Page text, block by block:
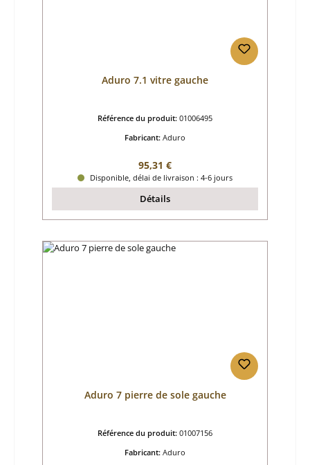
Aduro 7.1 vitre gauche
Référence du produit: 01006495
Fabricant: Aduro
Prix régulier :
95,31 €
Disponible, délai de livraison : 4-6 jours
Détails
Aduro 7 pierre de sole gauche
Référence du produit: 01007156
Fabricant: Aduro